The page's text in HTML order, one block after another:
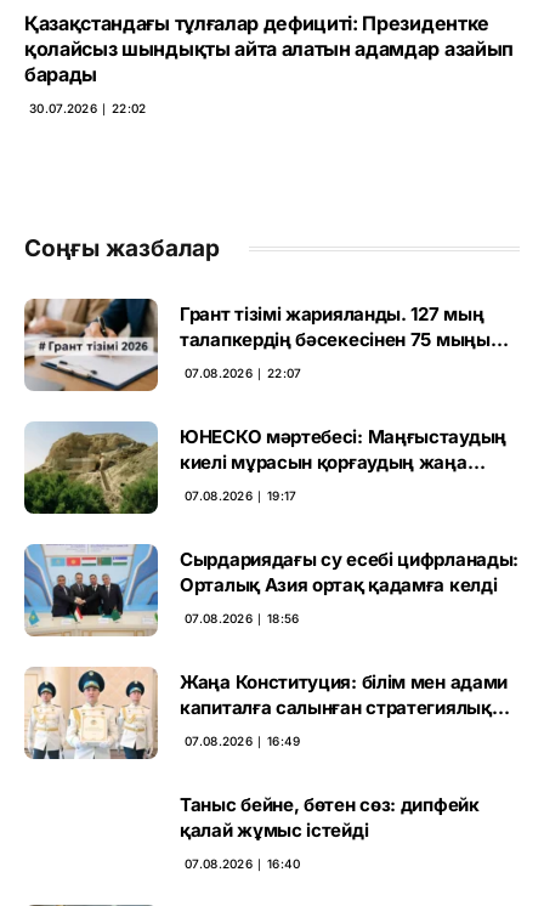
Қазақстандағы тұлғалар дефициті: Президентке
қолайсыз шындықты айта алатын адамдар азайып
барады
30.07.2026 ∣ 22:02
Соңғы жазбалар
Грант тізімі жарияланды. 127 мың
талапкердің бәсекесінен 75 мыңы
өтті
07.08.2026 ∣ 22:07
ЮНЕСКО мәртебесі: Маңғыстаудың
киелі мұрасын қорғаудың жаңа
кезеңі басталды
07.08.2026 ∣ 19:17
Сырдариядағы су есебі цифрланады:
Орталық Азия ортақ қадамға келді
07.08.2026 ∣ 18:56
Жаңа Конституция: білім мен адами
капиталға салынған стратегиялық
негіз
07.08.2026 ∣ 16:49
Таныс бейне, бөтен сөз: дипфейк
қалай жұмыс істейді
07.08.2026 ∣ 16:40